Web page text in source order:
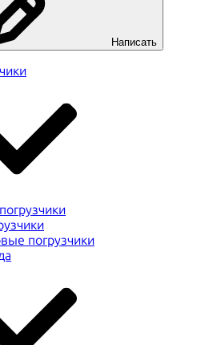
Написать
погрузчики